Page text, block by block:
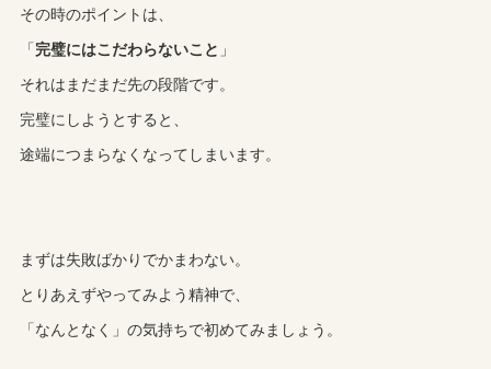
その時のポイントは、
「完璧にはこだわらないこと 」
それはまだまだ先の段階です。
完璧にしようとすると、
途端につまらなくなってしまいます。
まずは失敗ばかりでかまわない。
とりあえずやってみよう精神で、
「なんとなく」の気持ちで初めてみましょう。